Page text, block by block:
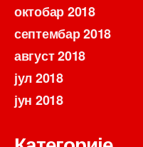
октобар 2018
септембар 2018
август 2018
јул 2018
јун 2018